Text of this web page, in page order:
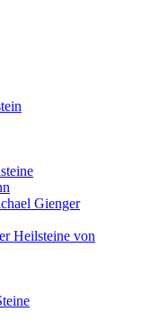
Gienger
Heilsteine von